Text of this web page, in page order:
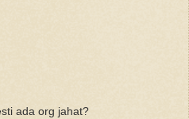
ada org jahat?